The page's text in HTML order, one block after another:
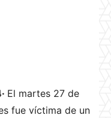
El martes 27 de
fue víctima de un